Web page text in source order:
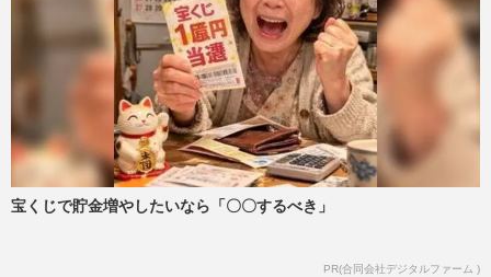
宝くじで貯金増やしたいなら「〇〇するべき」
PR(合同会社デジタルファーム )